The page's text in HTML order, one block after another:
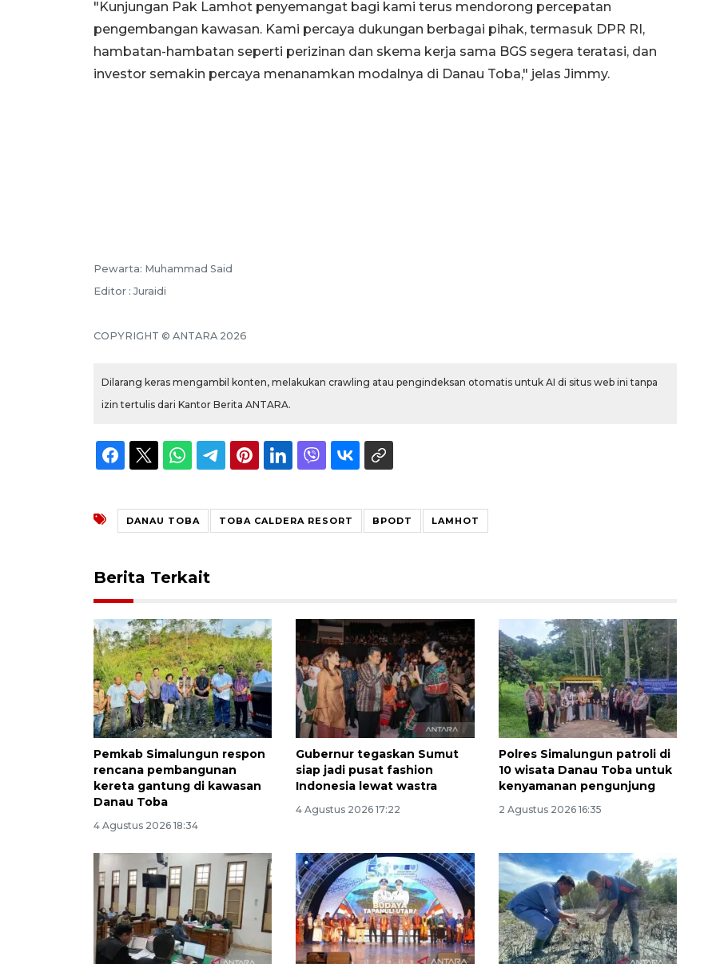
"Kunjungan Pak Lamhot penyemangat bagi kami terus mendorong percepatan
pengembangan kawasan. Kami percaya dukungan berbagai pihak, termasuk DPR RI,
hambatan-hambatan seperti perizinan dan skema kerja sama BGS segera teratasi, dan
investor semakin percaya menanamkan modalnya di Danau Toba," jelas Jimmy.
Pewarta: Muhammad Said
Editor : Juraidi
COPYRIGHT © ANTARA 2026
Dilarang keras mengambil konten, melakukan crawling atau pengindeksan otomatis untuk AI di situs web ini tanpa
izin tertulis dari Kantor Berita ANTARA.
DANAU TOBA TOBA CALDERA RESORT BPODT LAMHOT
Berita Terkait
Pemkab Simalungun respon
rencana pembangunan
kereta gantung di kawasan
Danau Toba
4 Agustus 2026 18:34
Gubernur tegaskan Sumut
siap jadi pusat fashion
Indonesia lewat wastra
4 Agustus 2026 17:22
Polres Simalungun patroli di
10 wisata Danau Toba untuk
kenyamanan pengunjung
2 Agustus 2026 16:35